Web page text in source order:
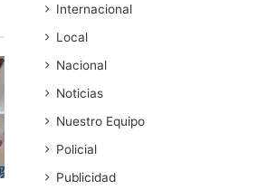
Internacional
Local
Nacional
Noticias
Nuestro Equipo
Policial
Publicidad